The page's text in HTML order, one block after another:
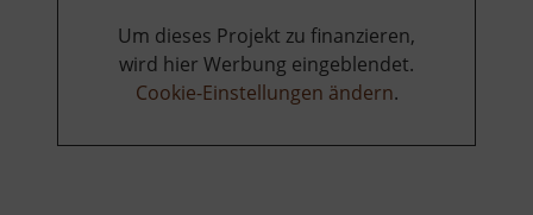
Um dieses Projekt zu finanzieren,
wird hier Werbung eingeblendet.
Cookie-Einstellungen ändern.